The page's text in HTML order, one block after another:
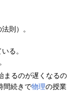
則）。
る。
まるのが遅くなるの
間続きで物理の授業